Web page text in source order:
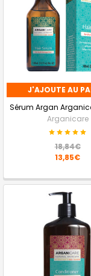
J'AJOUTE AU
Sérum Argan
Arganicare
18,84€
13,85€